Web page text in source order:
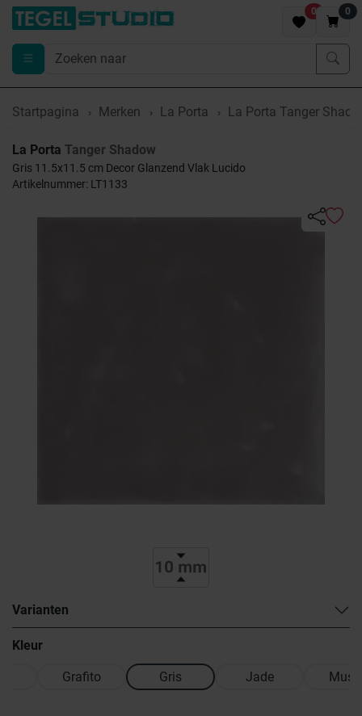
0 0
Startpagina Merken La Porta La Porta Tanger
La Porta Tanger Shadow
Gris 11.5x11.5 cm Decor Glanzend Vlak Lucido
Artikelnummer: LT1133
Varianten
Kleur
Grafito Gris Jade